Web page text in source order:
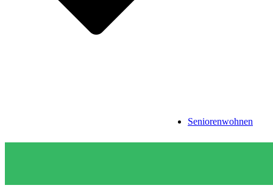
Seniorenwohnen